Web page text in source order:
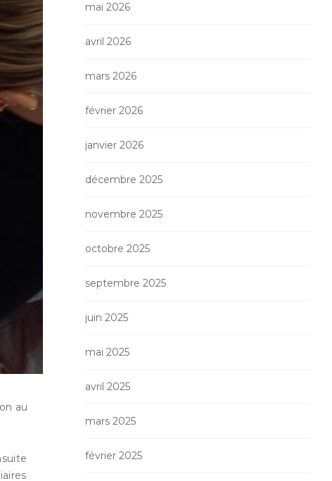
au
mai 2026
avril 2026
mars 2026
février 2026
janvier 2026
décembre 2025
novembre 2025
octobre 2025
septembre 2025
juin 2025
mai 2025
avril 2025
mars 2025
février 2025